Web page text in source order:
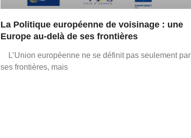
La Politique européenne de voisinage : une
Europe au-delà de ses frontières
L’Union européenne ne se définit pas seulement par
ses frontières, mais